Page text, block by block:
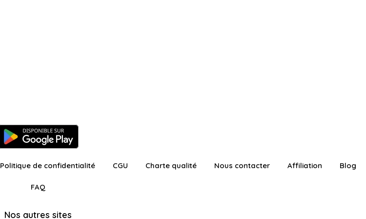
Politique de confidentialité CGU Charte qualité Nous contacter Affiliation Blog
FAQ
Nos autres sites